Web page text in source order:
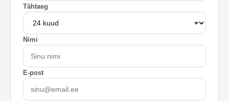
Tähtaeg
Nimi
E-post